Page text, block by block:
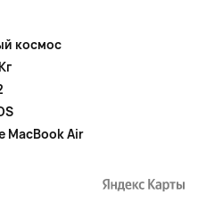
космос
MacBook Air